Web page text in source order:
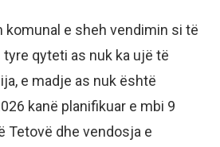
komunal e sheh vendimin si të
qyteti as nuk ka ujë të
e madje as nuk është
kanë planifikuar e mbi 9
Tetovë dhe vendosja e